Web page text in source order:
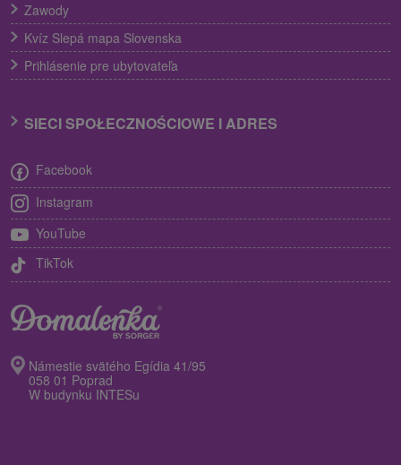
Zawody
Kvíz Slepá mapa Slovenska
Prihlásenie pre ubytovateľa
SIECI SPOŁECZNOŚCIOWE I ADRES
Facebook
Instagram
YouTube
TikTok
Námestie svätého Egídia 41/95
058 01 Poprad
W budynku INTESu